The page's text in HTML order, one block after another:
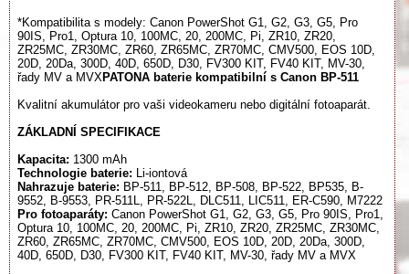
*Kompatibilita s modely: Canon PowerShot G1, G2, G3, G5, Pro
90IS, Pro1, Optura 10, 100MC, 20, 200MC, Pi, ZR10, ZR20,
ZR25MC, ZR30MC, ZR60, ZR65MC, ZR70MC, CMV500, EOS 10D,
20D, 20Da, 300D, 40D, 650D, D30, FV300 KIT, FV40 KIT, MV-30,
řady MV a MVXPATONA baterie kompatibilní s Canon BP-511
Kvalitní akumulátor pro vaši videokameru nebo digitální fotoaparát.
ZÁKLADNÍ SPECIFIKACE
Kapacita: 1300 mAh
Technologie baterie: Li-iontová
Nahrazuje baterie: BP-511, BP-512, BP-508, BP-522, BP535, B-
9552, B-9553, PR-511L, PR-522L, DLC511, LIC511, ER-C590, M7222
Pro fotoaparáty: Canon PowerShot G1, G2, G3, G5, Pro 90IS, Pro1,
Optura 10, 100MC, 20, 200MC, Pi, ZR10, ZR20, ZR25MC, ZR30MC,
ZR60, ZR65MC, ZR70MC, CMV500, EOS 10D, 20D, 20Da, 300D,
40D, 650D, D30, FV300 KIT, FV40 KIT, MV-30, řady MV a MVX